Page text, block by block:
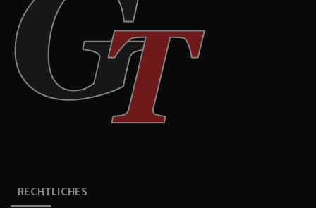
RECHTLICHES